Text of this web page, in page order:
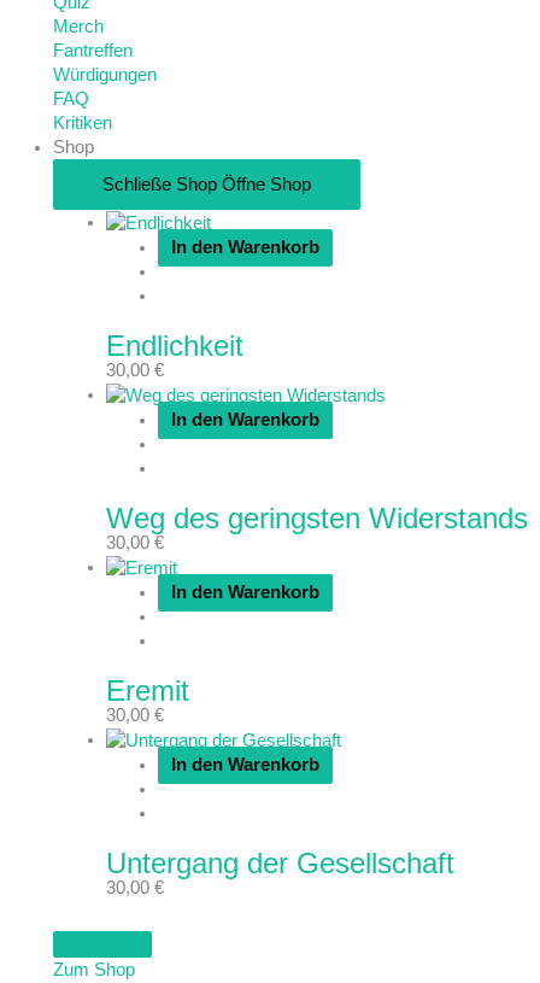
Merch
Fantreffen
Würdigungen
FAQ
Kritiken
Shop
Schließe Shop Öffne Shop
In den Warenkorb
Endlichkeit
30,00 €
In den Warenkorb
Weg des geringsten Widerstands
30,00 €
In den Warenkorb
Eremit
30,00 €
In den Warenkorb
Untergang der Gesellschaft
30,00 €
Zum Shop